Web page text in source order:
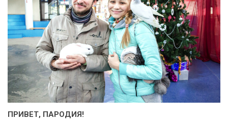
ПРИВЕТ, ПАРОДИЯ!